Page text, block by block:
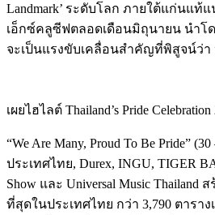
Landmark’ ระดับโลก ภายใต้แก่นแท้แ
เอ็กซ์คลูซีฟตลอดเดือนมิถุนายน นำโ
จะเป็นแรงขับเคลื่อนสำคัญที่พิสูจน์ว่า
เผยไฮไลต์ Thailand’s Pride
“We Are Many, Proud To Be
ประเทศไทย, Durex, INGU, TIGER
Show และ Universal Music
ที่สุดในประเทศไทย กว่า 3,790 ตารา